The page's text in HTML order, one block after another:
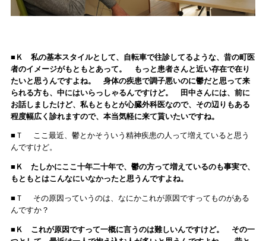
■Ｋ 私の基本スタイルとして、自転車で往診してるような、昔の町医
者のイメージがもともとあって。 もっと患者さんと近い存在で在り
たいと思うんですよね。 身体の疾患で調子悪いのに鬱だと思って来
られる方も、中にはいらっしゃるんですけど。 田中さんには、前に
お話しましたけど、私もともとが心臓外科医なので、その辺りもある
程度幅広く診れますので、本当気軽に来て貰いたいですね。
■Ｔ ここ最近、鬱とかそういう精神疾患の人って増えていると思う
んですけど。
■Ｋ たしかにここ十年二十年で、鬱の方って増えているのも事実で、
もともとはこんなにいなかったと思うんですよね。
■Ｔ その原因っていうのは、なにかこれが原因ですってものがある
んですか？
■Ｋ これが原因ですって一概に言うのは難しいんですけど。 その一